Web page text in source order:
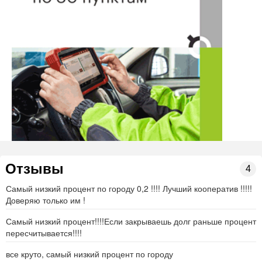
Сосновка
вс: выходной
Нашли ошибку? Сообщите нам об этом!
Отзывы 4
Самый низкий процент по городу 0,2 !!!! Лучший кооператив !!!!!
Доверяю только им !
Самый низкий процент!!!!Если закрываешь долг раньше процент
пересчитывается!!!!
все круто, самый низкий процент по городу